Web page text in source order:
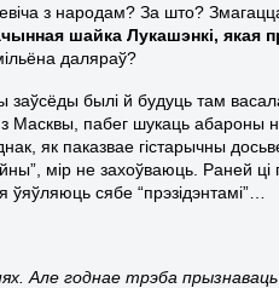
з народам? За што?
шайка Лукашэнкі, якая
даляраў?
былі й будуць там
Масквы, пабег шукаць абароны
як паказвае гістарычны
мір не захоўваюць. Раней
ўяўляюць сябе “прэзідэнтамі”…
Але годнае трэба прызнаваць